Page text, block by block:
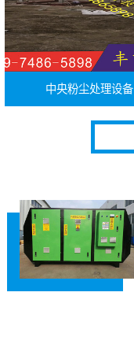
中央粉尘处理设备